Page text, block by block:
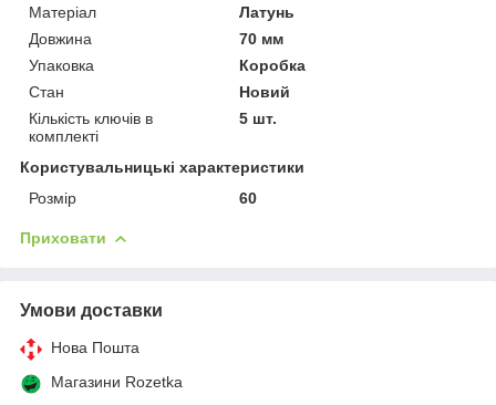
Матеріал
Латунь
Довжина
70 мм
Упаковка
Коробка
Стан
Новий
Кількість ключів в
комплекті
5 шт.
Користувальницькі характеристики
Розмір
60
Приховати
Умови доставки
Нова Пошта
Магазини Rozetka